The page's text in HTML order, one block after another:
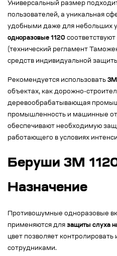
Универсальный размер
пользователей, а уникальная
удобными даже для небольших
одноразовые 1120
(технический регламент
средств индивидуальной
Рекомендуется использовать
объектах, как дорожно-
деревообрабатывающая
промышленность и машинные
обеспечивают необходимую
работающего в условиях
Беруши 3M
Назначение
Противошумные одноразовые
применяются для защиты слуха
цвет позволяет
сотрудниками.